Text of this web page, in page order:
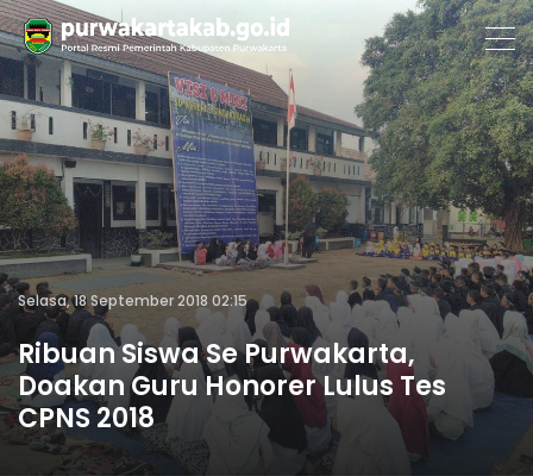
Selasa, 18 September 2018 02:15
Ribuan Siswa Se Purwakarta,
Doakan Guru Honorer Lulus Tes
CPNS 2018